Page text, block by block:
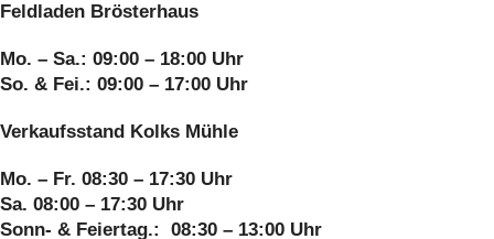
Feldladen Brösterhaus
Mo. – Sa.: 09:00 – 18:00 Uhr
So. & Fei.: 09:00 – 17:00 Uhr
Verkaufsstand Kolks Mühle
Mo. – Fr. 08:30 – 17:30 Uhr
Sa. 08:00 – 17:30 Uhr
Sonn- & Feiertag.: 08:30 – 13:00 Uhr